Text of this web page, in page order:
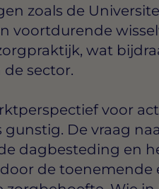
zoals de
voortdurende
wat
sector.
voor
gunstig. De vraag
dagbesteding en
de toenemende